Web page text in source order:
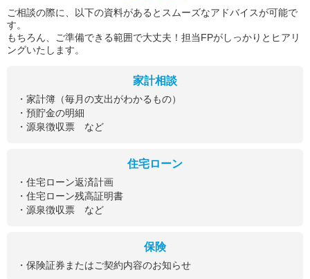
ご相談の際に、以下の資料があるとスムーズなアドバイスが可能で
す。
もちろん、ご準備できる範囲で大丈夫！担当FPがしっかりとヒアリ
ングいたします。
家計相談
・家計簿（毎月の支出がわかるもの）
・預貯金の明細
・源泉徴収票 など
住宅ローン
・住宅ローン返済計画
・住宅ローン残高証明書
・源泉徴収票 など
保険
・保険証券またはご契約内容のお知らせ